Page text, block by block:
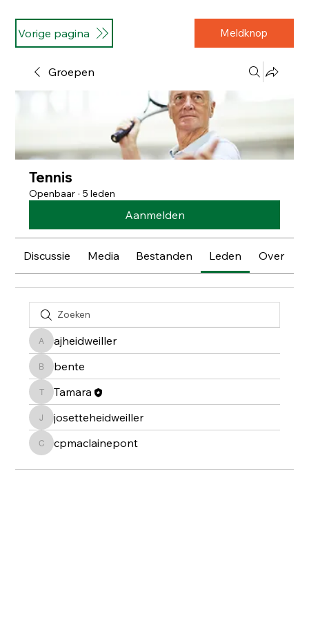
Groepen
Tennis
Openbaar · 5 leden
Aanmelden
Discussie Media Bestanden Leden Over
ajheidweiller
ajheidweiller
bentebente
TamaraTamara
josetteheidweiller
josetteheidweiller
cpmaclainepont
cpmaclainepont
Meldknop
Vorige pagina